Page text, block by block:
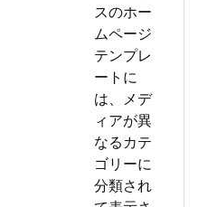
スのホー
ムページ
テンプレ
ートに
は、メデ
ィアが異
なるカテ
ゴリーに
分類され